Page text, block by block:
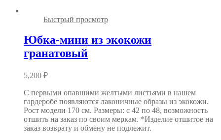
Быстрый просмотр
Юбка-мини из экокожи
гранатовый
5,200 ₽
С первыми опавшими желтыми листьями в нашем
гардеробе появляются лаконичные образы из экокожи.
Рост модели 170 см. Размеры: с 42 по 48, возможность
отшить на заказ по своим меркам. *Изделие отшитое на
заказ возврату и обмену не подлежит.